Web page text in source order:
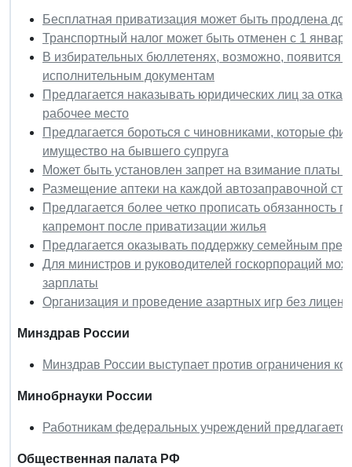
Бесплатная приватизация может быть продлена до
Транспортный налог может быть отменен с 1
В избирательных бюллетенях, возможно, появится
исполнительным документам
Предлагается наказывать юридических лиц за
рабочее место
Предлагается бороться с чиновниками, которые
имущество на бывшего супруга
Может быть установлен запрет на взимание платы
Размещение аптеки на каждой автозаправочной
Предлагается более четко прописать обязанность
капремонт после приватизации жилья
Предлагается оказывать поддержку семейным
Для министров и руководителей госкорпораций
зарплаты
Организация и проведение азартных игр без
Минздрав России
Минздрав России выступает против ограничения
Минобрнауки России
Работникам федеральных учреждений
Общественная палата РФ